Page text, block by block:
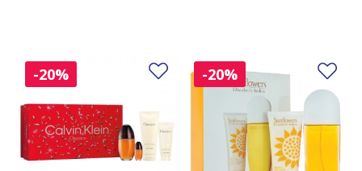
-20% Добави в любими
-20%